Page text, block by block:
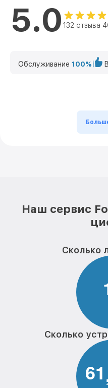
5.0 132 отзыва
Обслуживание 100%
Наш сервис
Сколько
Сколько
61